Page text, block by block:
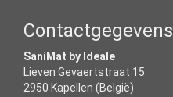
Contactgegevens
SaniMat by Ideale
Lieven Gevaertstraat 15
2950 Kapellen (België)